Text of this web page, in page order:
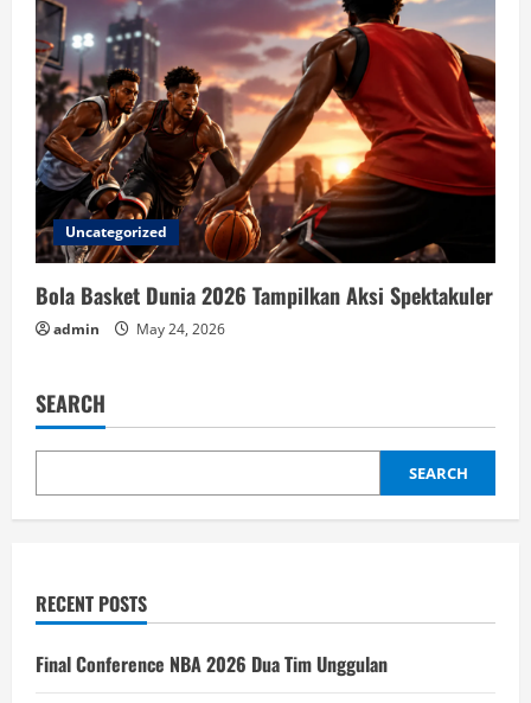
Uncategorized
Bola Basket Dunia 2026 Tampilkan Aksi Spektakuler
admin May 24, 2026
SEARCH
SEARCH
RECENT POSTS
Final Conference NBA 2026 Dua Tim Unggulan